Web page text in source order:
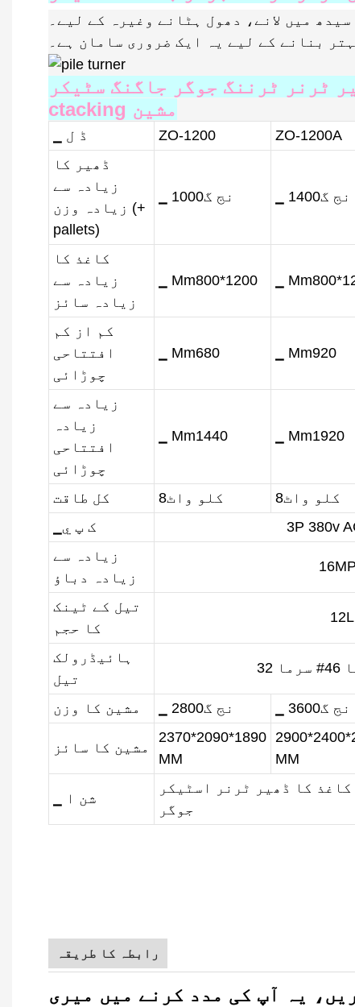
میں لانے، دھول ہٹانے وغیرہ کے لیے۔
بنانے کے لیے یہ ایک ضروری سامان ہے۔
ٹرنر ٹرننگ جوگر جاگنگ سٹیکر
ctacking مشین
▁ ڈ ل ZO-1200 ZO-1200A
ڈھیر کا
زیادہ سے
زیادہ وزن (+
pallets)
▁ نج گ1000 ▁ نج گ1400
کاغذ کا
زیادہ سے
زیادہ سائز
▁ Mm800*1200 ▁
کم از کم
افتتاحی
چوڑائی
▁ Mm680 ▁ Mm920
زیادہ سے
زیادہ
افتتاحی
چوڑائی
▁ Mm1440 ▁ Mm1920
کل طاقت کلو واٹ8 کلو واٹ8
▁ک پ ي
3P 380v
زیادہ سے
زیادہ دباؤ
تیل کے ٹینک
کا حجم
12L
ہائیڈرولک
تیل
مشین کا وزن ▁ نج گ2800 ▁ نج گ3600
مشین کا سائز
2370*2090*1890
MM
MM
▁ شن ا
کا ڈھیر ٹرنر اسٹیکر
جوگر
رابطہ کا طریقہ
یہ آپ کی مدد کرنے میں میری